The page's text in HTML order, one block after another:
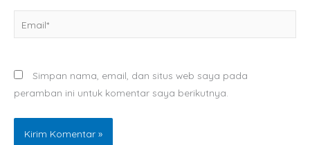
Simpan nama, email, dan situs web saya pada
peramban ini untuk komentar saya berikutnya.